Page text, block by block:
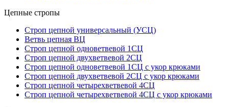
Цепные стропы
Строп цепной универсальный (УСЦ)
Ветвь цепная ВЦ
Строп цепной одноветвевой 1СЦ
Строп цепной двухветвевой 2СЦ
Строп цепной одноветвевой 1СЦ с укор крюками
Строп цепной двухветвевой 2СЦ с укор крюками
Строп цепной четырехветвевой 4СЦ
Строп цепной четырехветвевой 4СЦ с укор крюками